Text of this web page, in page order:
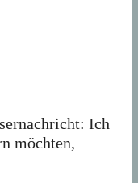
Ich
möchten,